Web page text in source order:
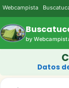
Webcampista
by
Datos